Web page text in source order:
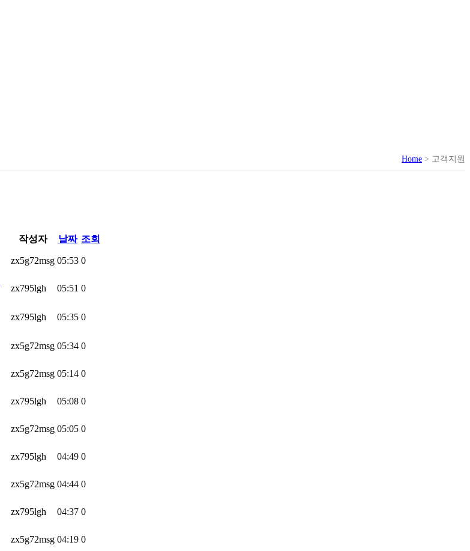
Home > 고객지원
작성자 날짜 조회
zx5g72msg 05:53 0
zx795lgh 05:51 0
zx795lgh 05:35 0
zx5g72msg 05:34 0
zx5g72msg 05:14 0
zx795lgh 05:08 0
zx5g72msg 05:05 0
zx795lgh 04:49 0
zx5g72msg 04:44 0
zx795lgh 04:37 0
zx5g72msg 04:19 0